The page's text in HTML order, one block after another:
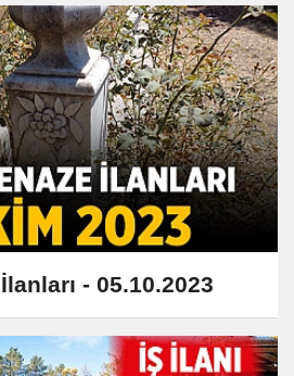
- 05.10.2023